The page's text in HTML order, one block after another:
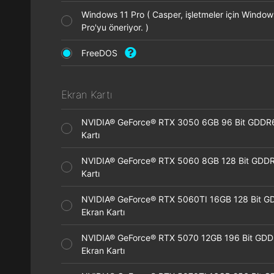
Windows 11 Pro ( Casper, işletmeler için
Pro'yu öneriyor. )
FreeDOS
Ekran Kartı
NVIDIA® GeForce® RTX 3050 6GB 96 Bit
Kartı
NVIDIA® GeForce® RTX 5060 8GB 128 Bit
Kartı
NVIDIA® GeForce® RTX 5060TI 16GB 128 Bit
Ekran Kartı
NVIDIA® GeForce® RTX 5070 12GB 196 Bit
Ekran Kartı